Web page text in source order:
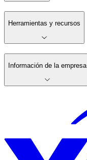
Herramientas y recursos
Información de la empresa